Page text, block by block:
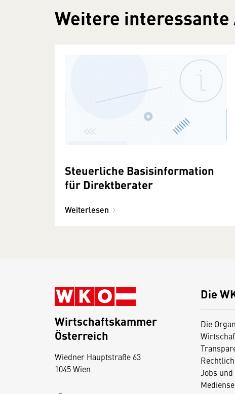
Weitere
Steuerliche Basisinformation
für Direktberater
Weiterlesen
Die
Die
Jobs
Wirtschaftskammer
Österreich
Wiedner Hauptstraße 63
1045 Wien